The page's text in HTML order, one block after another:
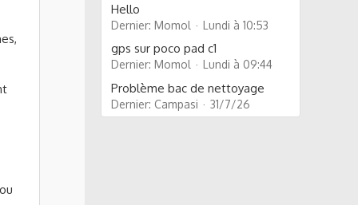
Hello
Dernier: Momol Lundi à 10:53
gps sur poco pad c1
Dernier: Momol Lundi à 09:44
Problème bac de nettoyage
Dernier: Campasi 31/7/26